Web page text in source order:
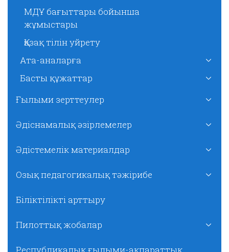
МДҰ бағыттары бойынша
жұмыстары
Қазақ тілін уйрету
Ата-аналарға
Басты құжаттар
Ғылыми зерттеулер
Әдіснамалық әзірлемелер
Әдістемелік материалдар
Озық педагогикалық тәжірибе
Біліктілікті арттыру
Пилоттық жобалар